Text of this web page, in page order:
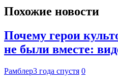
Похожие новости
Почему герои
не были вместе:
Рамблер3 года спустя 0